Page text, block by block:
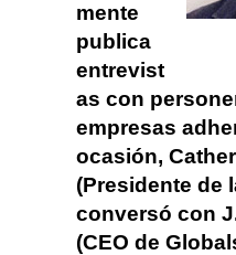
mente
publica
entrevist
as con
empresas
ocasión,
(Presidente de
conversó con
(CEO de